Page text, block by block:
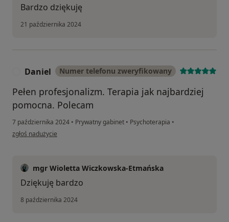
Bardzo dziękuję
21 października 2024
Daniel Numer telefonu zweryfikowany
Pełen profesjonalizm. Terapia jak najbardziej
pomocna. Polecam
7 października 2024 • Prywatny gabinet • Psychoterapia •
w opinii użytkownika Daniel
zgłoś nadużycie
mgr Wioletta Wiczkowska-Etmańska
Dziękuję bardzo
8 października 2024